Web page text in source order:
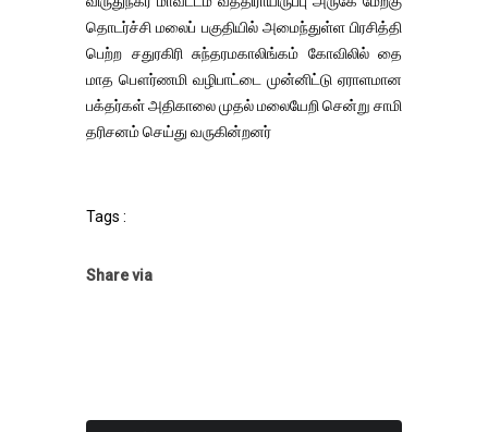
தொடர்ச்சி மலைப் பகுதியில் அமைந்துள்ள பிரசித்தி
பெற்ற சதுரகிரி சுந்தரமகாலிங்கம் கோவிலில் தை
மாத பௌர்ணமி வழிபாட்டை முன்னிட்டு ஏராளமான
பக்தர்கள் அதிகாலை முதல் மலையேறி சென்று சாமி
தரிசனம் செய்து வருகின்றனர்
Tags :
Share via